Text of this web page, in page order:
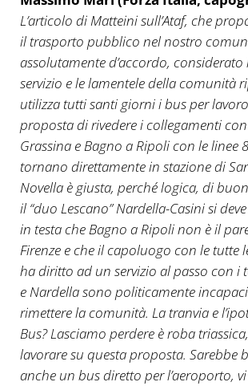
L’articolo di Matteini sull’Ataf, che
il trasporto pubblico nel nostro
assolutamente d’accordo, considerato
servizio e le lamentele della comunità
utilizza tutti santi giorni i bus per
proposta di rivedere i collegamenti con
Grassina e Bagno a Ripoli con le linee
tornano direttamente in stazione di
Novella è giusta, perché logica, di
il “duo Lescano” Nardella-Casini si
in testa che Bagno a Ripoli non è il
Firenze e che il capoluogo con le tutte
ha diritto ad un servizio al passo con i
e Nardella sono politicamente
rimettere la comunità. La tranvia e
Bus? Lasciamo perdere è roba
lavorare su questa proposta. Sarebbe
anche un bus diretto per l’aeroporto,